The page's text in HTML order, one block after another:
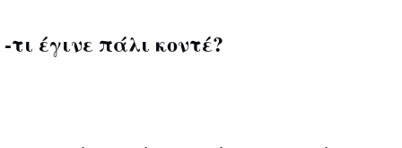
-τι έγινε πάλι κοντέ?